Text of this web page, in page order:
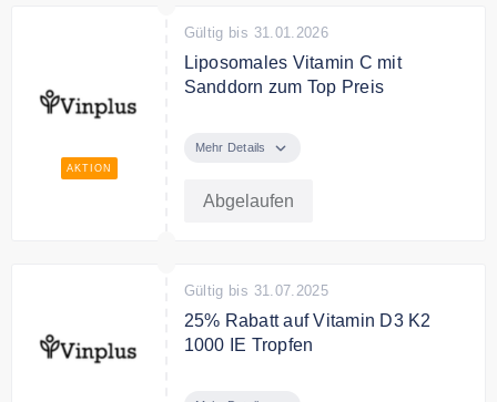
AKTION
Gültig bis 31.01.2026
Liposomales Vitamin C mit
Sanddorn zum Top Preis
dient zur gezielten Vitamin C
mehr benötigt.
Mehr Details
Abgelaufen
Gültig bis 31.07.2025
25% Rabatt auf Vitamin D3 K2
1000 IE Tropfen